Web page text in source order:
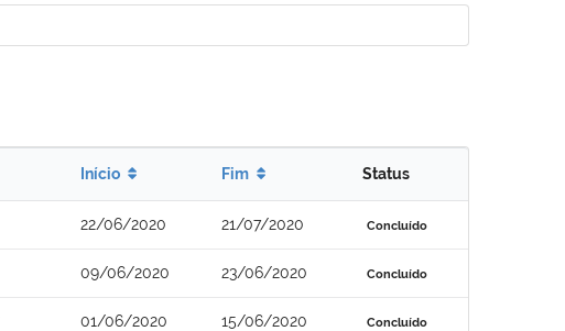
Início Fim Status
22/06/2020 21/07/2020 Concluído
09/06/2020 23/06/2020 Concluído
01/06/2020 15/06/2020 Concluído